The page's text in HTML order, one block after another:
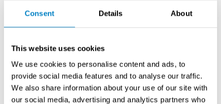
Consent Details About
This website uses cookies
We use cookies to personalise content and ads, to
provide social media features and to analyse our traffic.
We also share information about your use of our site with
our social media, advertising and analytics partners who
Ilmansuojeluyhdistys
ilmansuojelusta kiinnostuneiden henkilöiden yhteisenä
foorumina. Ilmansuojeluyhdistyksen toiminnassa
keskeisessä osassa ovat tiedon välittäminen sekä
jäsenistön ammattitaidon kehittäminen.